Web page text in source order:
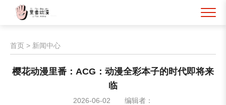
首页 > 新闻中心
樱花动漫里番：ACG：动漫全彩本子的时代即将来
临
2026-06-02 编辑者：